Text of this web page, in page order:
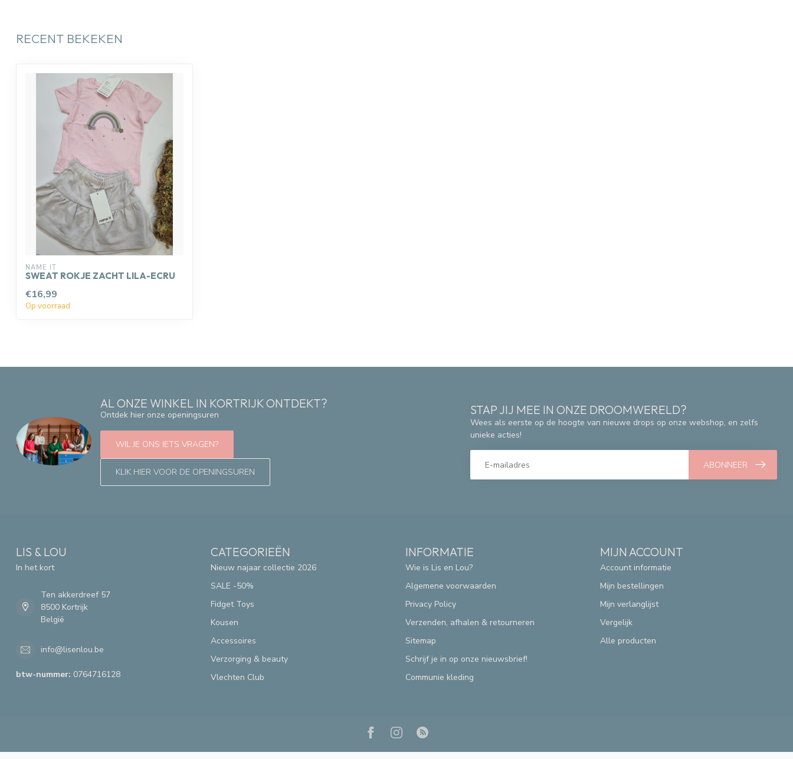
RECENT BEKEKEN
NAME IT
SWEAT ROKJE ZACHT LILA-ECRU
€16,99
Op voorraad
AL ONZE WINKEL IN KORTRIJK ONTDEKT?
Ontdek hier onze openingsuren
WIL JE ONS IETS VRAGEN?
KLIK HIER VOOR DE OPENINGSUREN
STAP JIJ MEE IN ONZE DROOMWERELD?
Wees als eerste op de hoogte van nieuwe drops op onze webshop, en zelfs
unieke acties!
ABONNEER
LIS & LOU
In het kort
Ten akkerdreef 57
8500 Kortrijk
België
info@lisenlou.be
btw-nummer: 0764716128
CATEGORIEËN
Nieuw najaar collectie 2026
SALE -50%
Fidget Toys
Kousen
Accessoires
Verzorging & beauty
Vlechten Club
INFORMATIE
Wie is Lis en Lou?
Algemene voorwaarden
Privacy Policy
Verzenden, afhalen & retourneren
Sitemap
Schrijf je in op onze nieuwsbrief!
Communie kleding
MIJN ACCOUNT
Account informatie
Mijn bestellingen
Mijn verlanglijst
Vergelijk
Alle producten